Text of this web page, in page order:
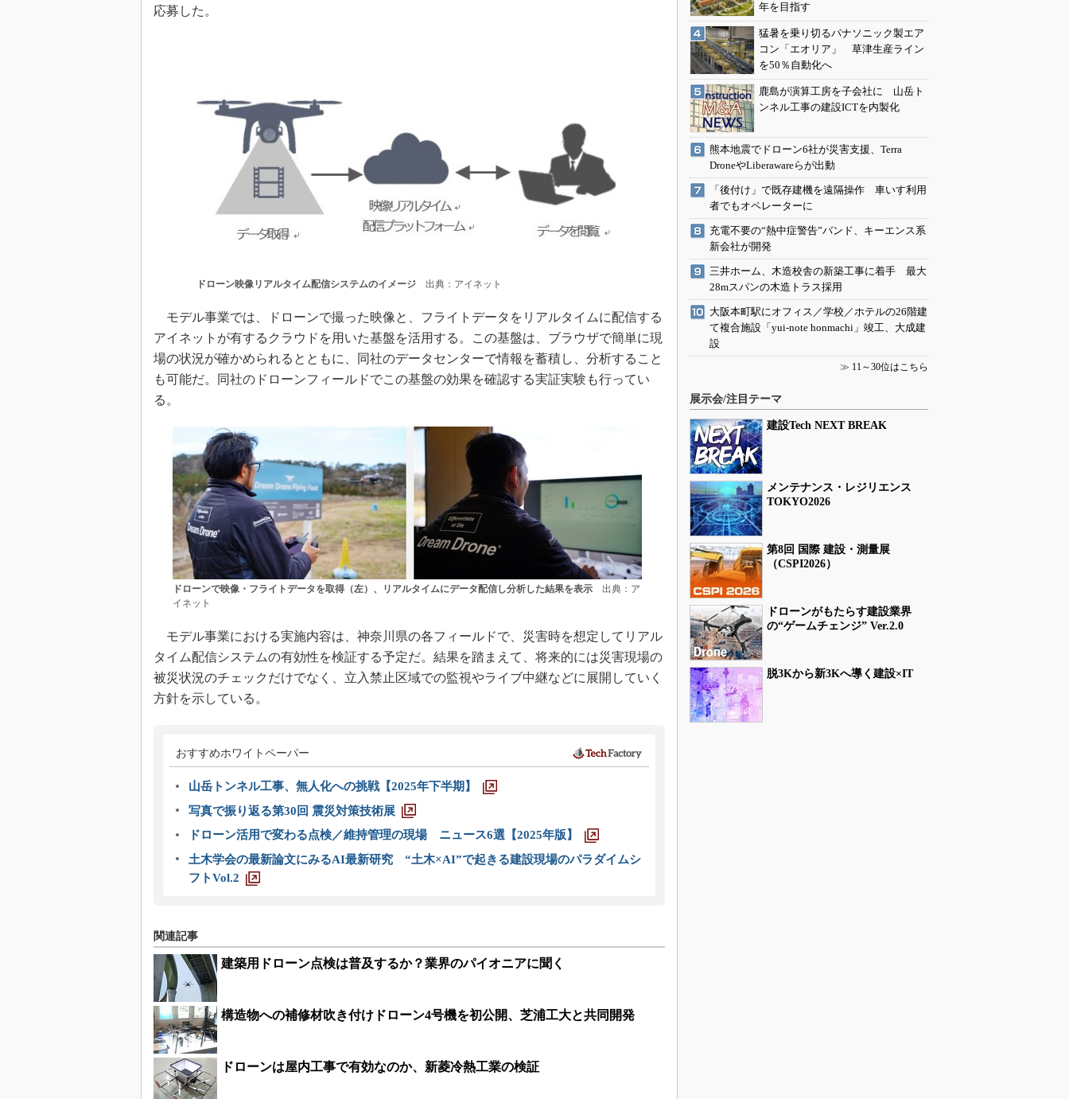
応募した。
ドローン映像リアルタイム配信システムのイメージ 出典：アイネット
モデル事業では、ドローンで撮った映像と、フライトデータをリアルタイムに配信する
アイネットが有するクラウドを用いた基盤を活用する。この基盤は、ブラウザで簡単に現
場の状況が確かめられるとともに、同社のデータセンターで情報を蓄積し、分析すること
も可能だ。同社のドローンフィールドでこの基盤の効果を確認する実証実験も行ってい
る。
ドローンで映像・フライトデータを取得（左）、リアルタイムにデータ配信し分析した結果を表示出典：ア
イネット
モデル事業における実施内容は、神奈川県の各フィールドで、災害時を想定してリアル
タイム配信システムの有効性を検証する予定だ。結果を踏まえて、将来的には災害現場の
被災状況のチェックだけでなく、立入禁止区域での監視やライブ中継などに展開していく
方針を示している。
おすすめホワイトペーパー
山岳トンネル工事、無人化への挑戦【2025年下半期】
写真で振り返る第30回 震災対策技術展
ドローン活用で変わる点検／維持管理の現場 ニュース6選【2025年版】
土木学会の最新論文にみるAI最新研究 “土木×AI”で起きる建設現場のパラダイムシ
フトVol.2
関連記事
建築用ドローン点検は普及するか？業界のパイオニアに聞く
構造物への補修材吹き付けドローン4号機を初公開、芝浦工大と共同開発
ドローンは屋内工事で有効なのか、新菱冷熱工業の検証
年を目指す
猛暑を乗り切るパナソニック製エア
コン「エオリア」 草津生産ライン
を50％自動化へ
鹿島が演算工房を子会社に 山岳ト
ンネル工事の建設ICTを内製化
熊本地震でドローン6社が災害支援、Terra
DroneやLiberawareらが出動
「後付け」で既存建機を遠隔操作 車いす利用
者でもオペレーターに
充電不要の“熱中症警告”バンド、キーエンス系
新会社が開発
三井ホーム、木造校舎の新築工事に着手 最大
28mスパンの木造トラス採用
大阪本町駅にオフィス／学校／ホテルの26階建
て複合施設「yui-note honmachi」竣工、大成建
設
≫ 11～30位はこちら
展示会/注目テーマ
建設Tech NEXT BREAK
メンテナンス・レジリエンス
TOKYO2026
第8回 国際 建設・測量展
（CSPI2026）
ドローンがもたらす建設業界
の“ゲームチェンジ” Ver.2.0
脱3Kから新3Kへ導く建設×IT